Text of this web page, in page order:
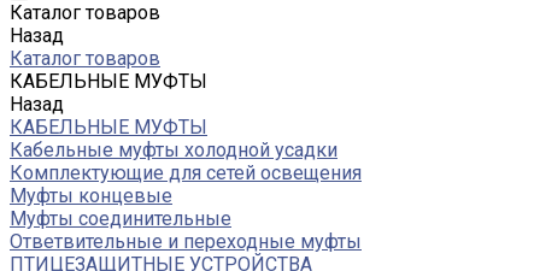
Каталог товаров
Назад
Каталог товаров
КАБЕЛЬНЫЕ МУФТЫ
Назад
КАБЕЛЬНЫЕ МУФТЫ
Кабельные муфты холодной усадки
Комплектующие для сетей освещения
Муфты концевые
Муфты соединительные
Ответвительные и переходные муфты
ПТИЦЕЗАЩИТНЫЕ УСТРОЙСТВА